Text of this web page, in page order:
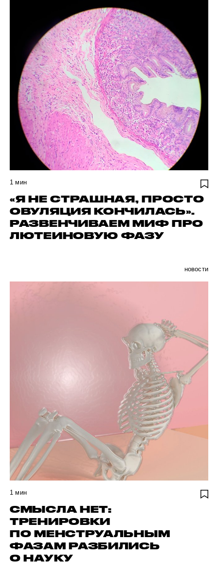
1 мин
«Я НЕ СТРАШНАЯ, ПРОСТО
ОВУЛЯЦИЯ КОНЧИЛАСЬ».
РАЗВЕНЧИВАЕМ МИФ ПРО
ЛЮТЕИНОВУЮ ФАЗУ
новости
1 мин
СМЫСЛА НЕТ:
ТРЕНИРОВКИ
ПО МЕНСТРУАЛЬНЫМ
ФАЗАМ РАЗБИЛИСЬ
О НАУКУ